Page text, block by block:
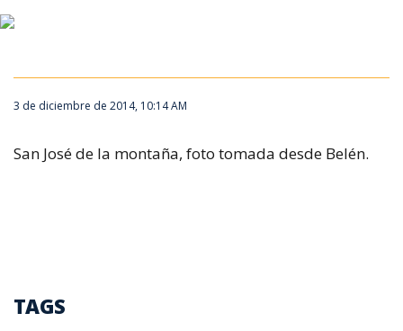
3 de diciembre de 2014, 10:14 AM
San José de la montaña, foto tomada desde Belén.
TAGS